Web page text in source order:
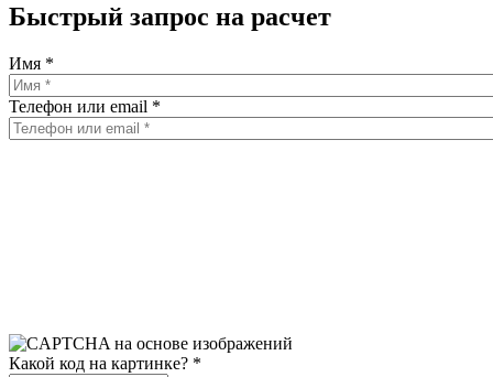
Быстрый запрос на расчет
Имя *
Телефон или email *
Какой код на картинке? *